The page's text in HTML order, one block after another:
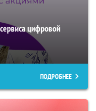
цифровой
ПОДРОБНЕЕ